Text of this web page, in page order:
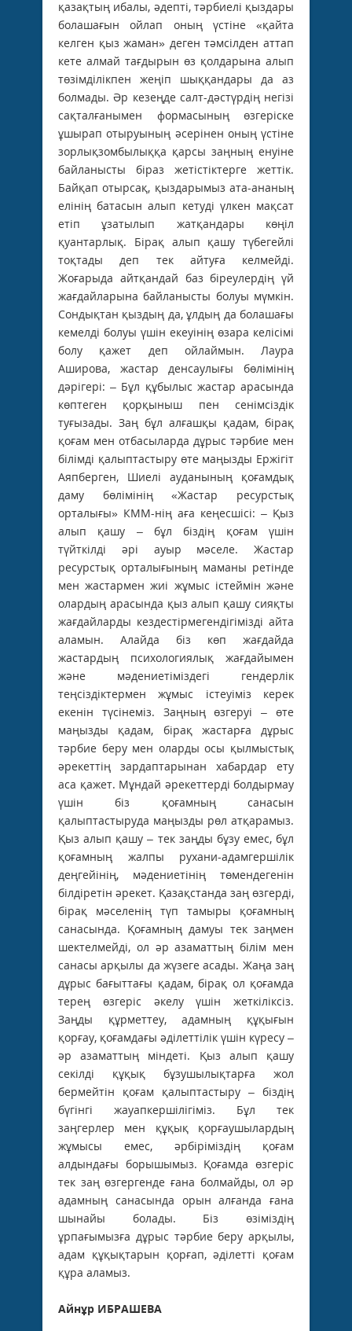
қазақтың ибалы, әдепті, тәрбиелі қыздары
болашағын ойлап оның үстіне «қайта
келген қыз жаман» деген тәмсілден аттап
кете алмай тағдырын өз қолдарына алып
төзімділікпен жеңіп шыққандары да аз
болмады. Әр кезеңде салт-дәстүрдің негізі
сақталғанымен формасының өзгеріске
ұшырап отыруының әсерінен оның үстіне
зорлықзомбылыққа қарсы заңның енуіне
байланысты біраз жетістіктерге жеттік.
Байқап отырсақ, қыздарымыз ата-ананың
елінің батасын алып кетуді үлкен мақсат
етіп ұзатылып жатқандары көңіл
қуантарлық. Бірақ алып қашу түбегейлі
тоқтады деп тек айтуға келмейді.
Жоғарыда айтқандай баз біреулердің үй
жағдайларына байланысты болуы мүмкін.
Сондықтан қыздың да, ұлдың да болашағы
кемелді болуы үшін екеуінің өзара келісімі
болу қажет деп ойлаймын. Лаура
Аширова, жастар денсаулығы бөлімінің
дәрігері: – Бұл құбылыс жастар арасында
көптеген қорқыныш пен сенімсіздік
туғызады. Заң бұл алғашқы қадам, бірақ
қоғам мен отбасыларда дұрыс тәрбие мен
білімді қалыптастыру өте маңызды Ержігіт
Аяпберген, Шиелі ауданының қоғамдық
даму бөлімінің «Жастар ресурстық
орталығы» КММ-нің аға кеңесшісі: – Қыз
алып қашу – бұл біздің қоғам үшін
түйткілді әрі ауыр мәселе. Жастар
ресурстық орталығының маманы ретінде
мен жастармен жиі жұмыс істеймін және
олардың арасында қыз алып қашу сияқты
жағдайларды кездестірмегендігімізді айта
аламын. Алайда біз көп жағдайда
жастардың психологиялық жағдайымен
және мәдениетіміздегі гендерлік
теңсіздіктермен жұмыс істеуіміз керек
екенін түсінеміз. Заңның өзгеруі – өте
маңызды қадам, бірақ жастарға дұрыс
тәрбие беру мен оларды осы қылмыстық
әрекеттің зардаптарынан хабардар ету
аса қажет. Мұндай әрекеттерді болдырмау
үшін біз қоғамның санасын
қалыптастыруда маңызды рөл атқарамыз.
Қыз алып қашу – тек заңды бұзу емес, бұл
қоғамның жалпы рухани-адамгершілік
деңгейінің, мәдениетінің төмендегенін
білдіретін әрекет. Қазақстанда заң өзгерді,
бірақ мәселенің түп тамыры қоғамның
санасында. Қоғамның дамуы тек заңмен
шектелмейді, ол әр азаматтың білім мен
санасы арқылы да жүзеге асады. Жаңа заң
дұрыс бағыттағы қадам, бірақ ол қоғамда
терең өзгеріс әкелу үшін жеткіліксіз.
Заңды құрметтеу, адамның құқығын
қорғау, қоғамдағы әділеттілік үшін күресу –
әр азаматтың міндеті. Қыз алып қашу
секілді құқық бұзушылықтарға жол
бермейтін қоғам қалыптастыру – біздің
бүгінгі жауапкершілігіміз. Бұл тек
заңгерлер мен құқық қорғаушылардың
жұмысы емес, әрбіріміздің қоғам
алдындағы борышымыз. Қоғамда өзгеріс
тек заң өзгергенде ғана болмайды, ол әр
адамның санасында орын алғанда ғана
шынайы болады. Біз өзіміздің
ұрпағымызға дұрыс тәрбие беру арқылы,
адам құқықтарын қорғап, әділетті қоғам
құра аламыз.
Айнұр ИБРАШЕВА